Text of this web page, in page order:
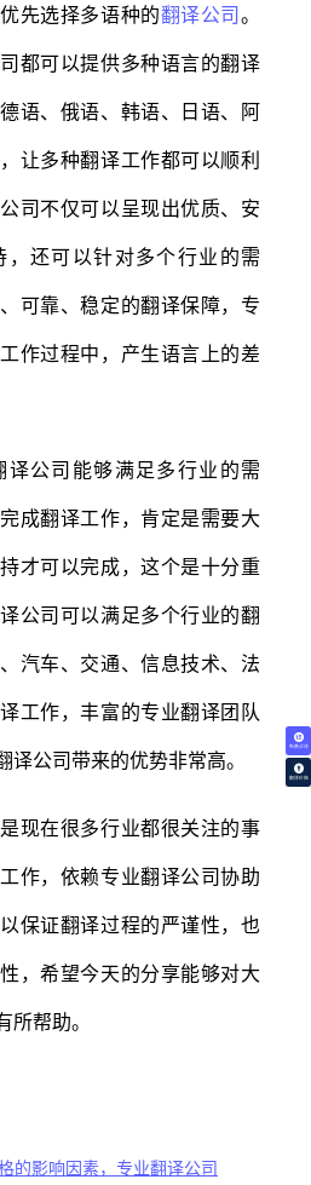
免费试译
翻译价格
选择多语种的翻译公司。
都可以提供多种语言的翻译
语、俄语、韩语、日语、阿
让多种翻译工作都可以顺利
司不仅可以呈现出优质、安
还可以针对多个行业的需
可靠、稳定的翻译保障，专
作过程中，产生语言上的差
公司能够满足多行业的需
成翻译工作，肯定是需要大
才可以完成，这个是十分重
公司可以满足多个行业的翻
汽车、交通、信息技术、法
工作，丰富的专业翻译团队
公司带来的优势非常高。
在很多行业都很关注的事
作，依赖专业翻译公司协助
保证翻译过程的严谨性，也
，希望今天的分享能够对大
帮助。
的影响因素，专业翻译公司